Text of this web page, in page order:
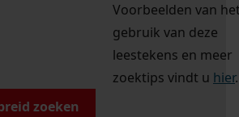
Voorbeelden van
gebruik van deze
leestekens en meer
zoektips vindt u hier.
zoeken